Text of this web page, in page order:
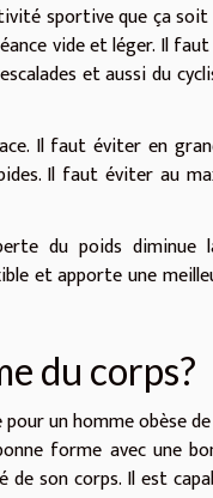
sportive que ça
vide et léger. Il
et aussi du
Il faut éviter en
Il faut éviter au
du poids diminue
et apporte une
du corps?
un homme obèse
forme avec une
son corps. Il est